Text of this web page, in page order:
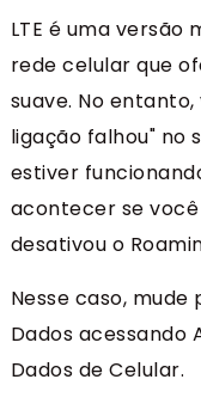
LTE é uma versão
rede celular que
suave. No
ligação falhou" no
estiver
acontecer se
desativou o
Nesse caso, mude
Dados acessando
Dados de Celular.